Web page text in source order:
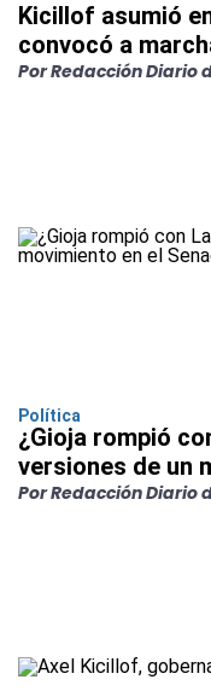
Kicillof asumió
convocó a
Por Redacción Diario
Política
¿Gioja rompió
versiones de un
Por Redacción Diario